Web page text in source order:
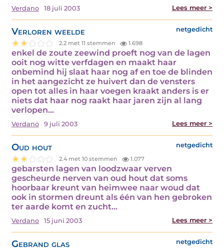
Verdano 18 juli 2003 Lees meer >
Verloren weelde netgedicht
2.2 met 11 stemmen 1.698
enkel de zoute zeewind proeft nog van de lagen
ooit nog witte verfdagen en maakt haar
onbemind hij slaat haar nog af en toe de blinden
in het aangezicht ze huivert dan de vensters
open tot alles in haar voegen kraakt anders is er
niets dat haar nog raakt haar jaren zijn al lang
verlopen…
Verdano 9 juli 2003 Lees meer >
Oud hout netgedicht
2.4 met 10 stemmen 1.077
gebarsten lagen van loodzwaar verven
gescheurde nerven van oud hout dat soms
hoorbaar kreunt van heimwee naar woud dat
ook in stormen dreunt als één van hen gebroken
ter aarde komt en zucht…
Verdano 15 juni 2003 Lees meer >
Gebrand glas netgedicht